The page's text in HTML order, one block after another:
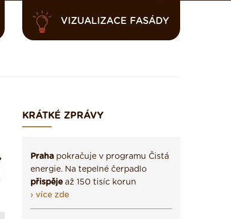
VIZUALIZACE FASÁDY
KRÁTKÉ ZPRÁVY
Praha pokračuje v programu Čistá
energie. Na tepelné čerpadlo
přispějeaž 150 tisíc korun
› více zde